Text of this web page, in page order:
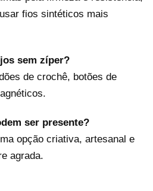
fios sintéticos mais
sem zíper?
de crochê, botões de
ser presente?
opção criativa, artesanal e
agrada.